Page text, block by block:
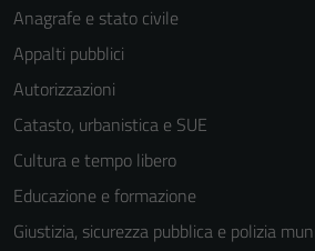
Anagrafe e stato civile
Appalti pubblici
Autorizzazioni
Catasto, urbanistica e SUE
Cultura e tempo libero
Educazione e formazione
Giustizia, sicurezza pubblica e polizia